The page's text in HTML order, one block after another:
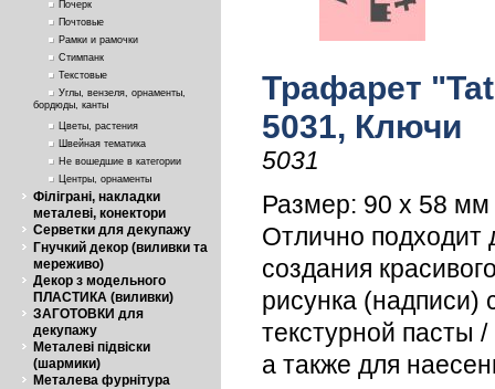
Почерк
Почтовые
Рамки и рамочки
Стимпанк
Текстовые
Углы, вензеля, орнаменты,
бордюды, канты
Цветы, растения
Швейная тематика
Не вошедшие в категории
Центры, орнаменты
Філіграні, накладки
металеві, конектори
Серветки для декупажу
Гнучкий декор (виливки та
мереживо)
Декор з модельного
ПЛАСТИКА (виливки)
ЗАГОТОВКИ для
декупажу
Металеві підвіски
(шармики)
Металева фурнітура
Трафарет
5031, Ключи
5031
Размер: 90 х 58 мм
Отлично подходит
создания
рисунка
текстурной пасты
а также для